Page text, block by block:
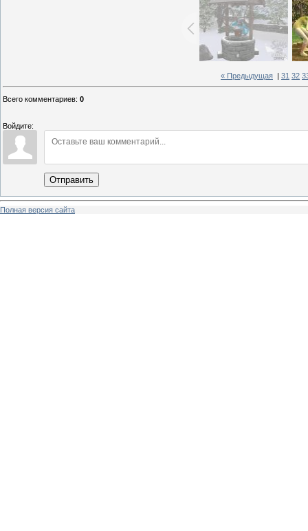
« Предыдущая 31 32
Всего комментариев: 0
Войдите:
Отправить
Полная версия сайта